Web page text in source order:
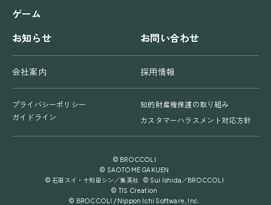
ゲーム
お知らせ
お問い合わせ
会社案内 採用情報
プライバシーポリシー
知的財産権保護の取り組み
ガイドライン
カスタマーハラスメント対応方針
© BROCCOLI
© SAOTOME GAKUEN
© 石田スイ・十和田シン／集英社 © Sui Ishida／BROCCOLI
© TIS Creation
© BROCCOLI / Nippon Ichi Software, Inc.